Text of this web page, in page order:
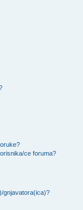
ce foruma?
gnjavatora(ica)?